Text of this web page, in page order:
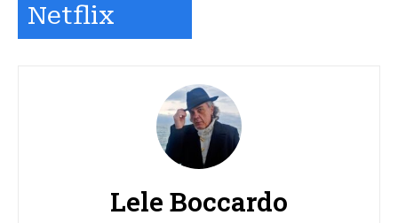
Netflix
Lele Boccardo